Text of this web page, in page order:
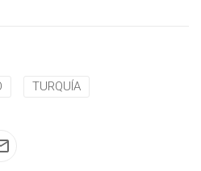
TURQUÍA